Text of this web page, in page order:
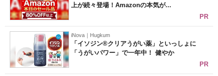
上が続々登場！Amazonの本気が...
PR
iNova｜Hugkum
「イソジン®クリアうがい薬」といっしょに
「うがいパワー」で一年中！ 健やか
PR